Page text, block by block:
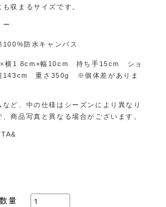
も収まるサイズです。
ー
100%防水キャンバス
横1 8cm×幅10cm 持ち手15cm ショ
143cm 重さ350g ※個体差がありま
など、中の仕様はシーズンにより異なり
、商品写真と異なる場合がございます。
数量